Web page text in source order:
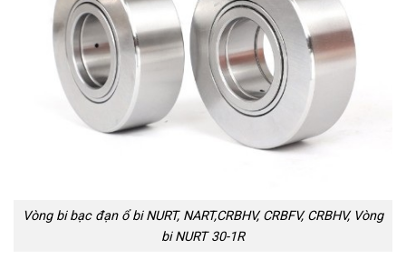
Vòng bi bạc đạn ổ bi NURT, NART,CRBHV, CRBFV, CRBHV, Vòng
bi NURT 30-1R